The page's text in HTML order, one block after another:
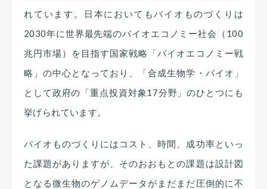
れています。日本においてもバイオものづくりは
2030年に世界最先端のバイオエコノミー社会（100
兆円市場）を目指す国家戦略「バイオエコノミー戦
略」の中心となっており、「合成生物学・バイオ」
として政府の「重点投資対象17分野」のひとつにも
挙げられています。
バイオものづくりにはコスト、時間、成功率といっ
た課題がありますが、そのおおもとの課題は設計図
となる微生物のゲノムデータがまだまだ圧倒的に不